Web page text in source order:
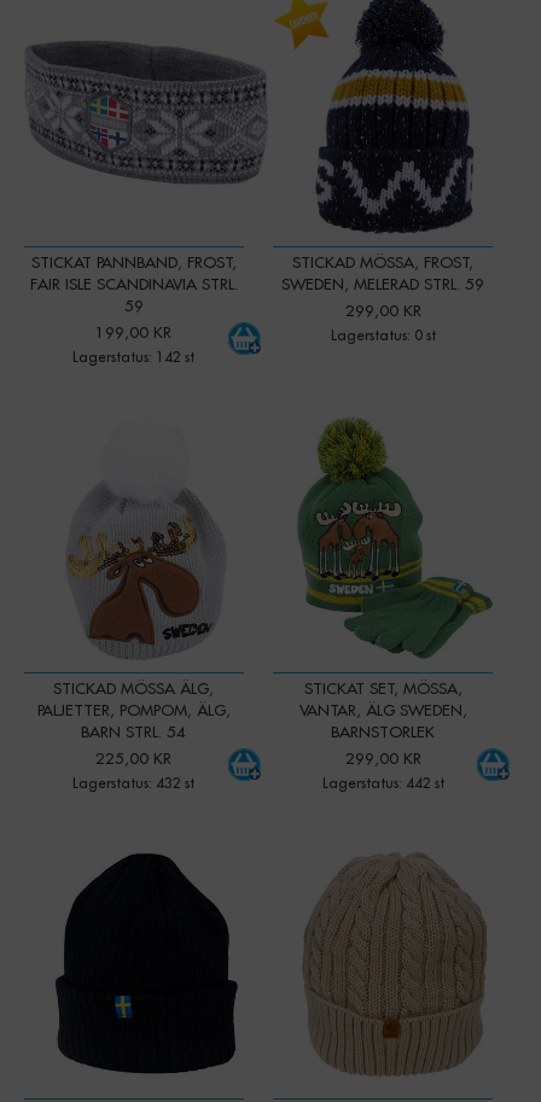
STICKAT PANNBAND, FROST,
FAIR ISLE SCANDINAVIA STRL.
59
199,00 KR
Lagerstatus: 142 st
STICKAD MÖSSA, FROST,
SWEDEN, MELERAD STRL. 59
299,00 KR
Lagerstatus: 0 st
STICKAD MÖSSA ÄLG,
PALJETTER, POMPOM, ÄLG,
BARN STRL. 54
225,00 KR
Lagerstatus: 432 st
STICKAT SET, MÖSSA,
VANTAR, ÄLG SWEDEN,
BARNSTORLEK
299,00 KR
Lagerstatus: 442 st
-
+
-